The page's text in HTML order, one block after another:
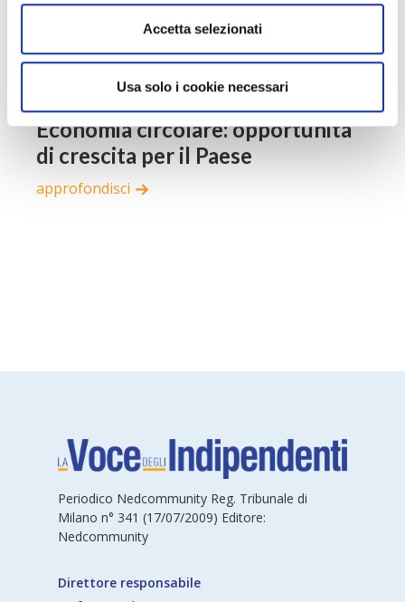
Accetta selezionati
Usa solo i cookie necessari
Economia circolare: opportunità
di crescita per il Paese
approfondisci
Periodico Nedcommunity Reg. Tribunale di
Milano n° 341 (17/07/2009) Editore:
Nedcommunity
Direttore responsabile